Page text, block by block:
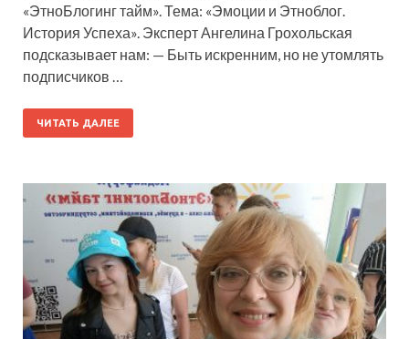
«ЭтноБлогинг тайм». Тема: «Эмоции и Этноблог.
История Успеха». Эксперт Ангелина Грохольская
подсказывает нам: — Быть искренним, но не утомлять
подписчиков …
ЧИТАТЬ ДАЛЕЕ